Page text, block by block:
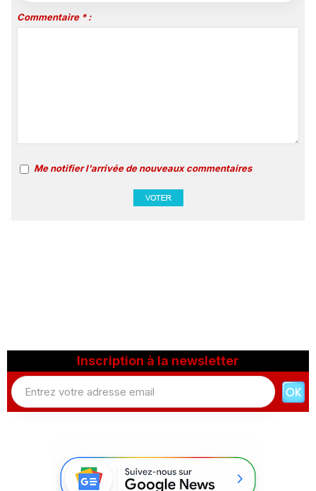
Commentaire * :
Me notifier l'arrivée de nouveaux commentaires
Inscription à la newsletter